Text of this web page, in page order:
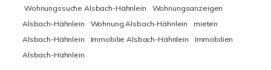
Wohnungssuche Alsbach-Hähnlein
Wohnungsanzeigen
Alsbach-Hähnlein
Wohnung Alsbach-Hähnlein
mieten
Alsbach-Hähnlein
Immobilie Alsbach-Hähnlein
Immobilien
Alsbach-Hähnlein